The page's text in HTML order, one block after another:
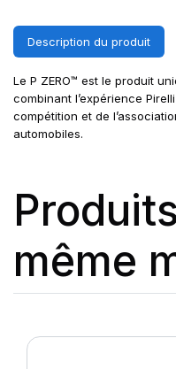
Description du produit
Le P ZERO™ est le produit
combinant l’expérience
compétition et de
automobiles.
même